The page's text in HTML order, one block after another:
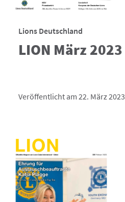
Lions Deutschland
LION März 2023
Veröffentlicht am 22. März 2023